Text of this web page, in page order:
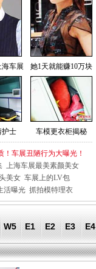
车展 她1天就能赚10万块
护士 车模更衣柜揭秘
车展丑陋行为大曝光！
上海车展最美素颜美女
美女 车展上的LV包
活曝光 抓拍模特理衣
W5 E1 E2 E3 E4